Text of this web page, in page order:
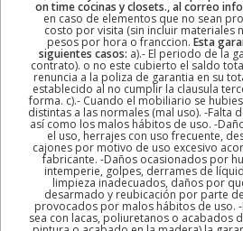
on time cocinas y closets., al correo
en caso de elementos que no sean
costo por visita (sin incluir materiales
pesos por hora o franccion. Esta
siguientes casos: a).- El periodo de la
contrato). o no este cubierto el saldo
renuncia a la poliza de garantia en su
establecido al no cumplir la clausula
forma. c).- Cuando el mobiliario se
distintas a las normales (mal uso). -Falta
así como los malos hábitos de uso. -
el uso, herrajes con uso frecuente,
cajones por motivo de uso excesivo
fabricante. -Daños ocasionados por
intemperie, golpes, derrames de
limpieza inadecuados, daños por
desarmado y reubicación por parte
provocados por malos hábitos de uso.
sea con lacas, poliuretanos o acabados